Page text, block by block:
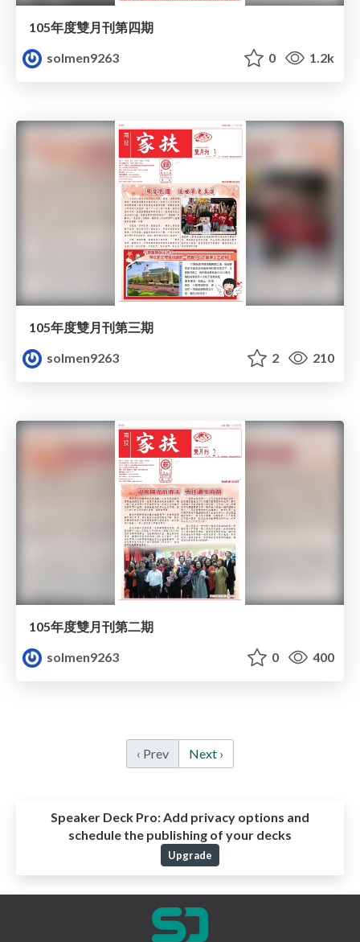
105年度雙月刊第四期
solmen9263
0 1.2k
105年度雙月刊第三期
solmen9263
2 210
105年度雙月刊第二期
solmen9263
0 400
‹ Prev Next ›
Speaker Deck Pro:Add privacy options and
schedule the publishing of your decks
Upgrade